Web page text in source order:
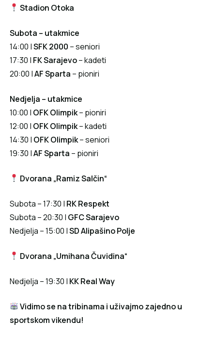
Stadion Otoka
Subota – utakmice
14:00 |SFK 2000 – seniori
17:30 | FK Sarajevo– kadeti
20:00 |AF Sparta – pioniri
Nedjelja – utakmice
10:00 | OFK Olimpik– pioniri
12:00 | OFK Olimpik– kadeti
14:30 | OFK Olimpik– seniori
19:30 |AF Sparta – pioniri
Dvorana „Ramiz Salčin“
Subota – 17:30 | RK Respekt
Subota – 20:30 | GFC Sarajevo
Nedjelja – 15:00 |SD Alipašino Polje
Dvorana „Umihana Čuvidina“
Nedjelja – 19:30 | KK Real Way
Vidimo se na tribinama i uživajmo zajedno u
sportskom vikendu!